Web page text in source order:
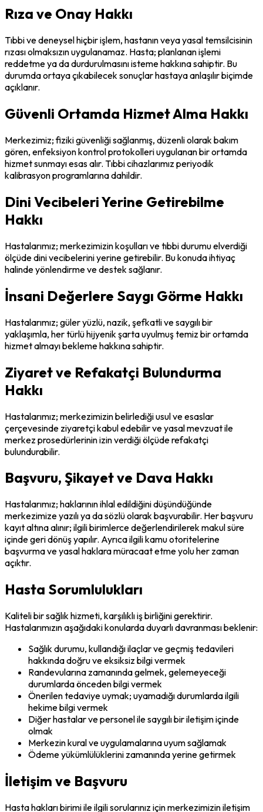
Rıza ve Onay Hakkı
Tıbbi ve deneysel hiçbir işlem, hastanın veya yasal temsilcisinin
rızası olmaksızın uygulanamaz. Hasta; planlanan işlemi
reddetme ya da durdurulmasını isteme hakkına sahiptir. Bu
durumda ortaya çıkabilecek sonuçlar hastaya anlaşılır biçimde
açıklanır.
Güvenli Ortamda Hizmet Alma Hakkı
Merkezimiz; fiziki güvenliği sağlanmış, düzenli olarak bakım
gören, enfeksiyon kontrol protokolleri uygulanan bir ortamda
hizmet sunmayı esas alır. Tıbbi cihazlarımız periyodik
kalibrasyon programlarına dahildir.
Dini Vecibeleri Yerine Getirebilme
Hakkı
Hastalarımız; merkezimizin koşulları ve tıbbi durumu elverdiği
ölçüde dini vecibelerini yerine getirebilir. Bu konuda ihtiyaç
halinde yönlendirme ve destek sağlanır.
İnsani Değerlere Saygı Görme Hakkı
Hastalarımız; güler yüzlü, nazik, şefkatli ve saygılı bir
yaklaşımla, her türlü hijyenik şarta uyulmuş temiz bir ortamda
hizmet almayı bekleme hakkına sahiptir.
Ziyaret ve Refakatçi Bulundurma
Hakkı
Hastalarımız; merkezimizin belirlediği usul ve esaslar
çerçevesinde ziyaretçi kabul edebilir ve yasal mevzuat ile
merkez prosedürlerinin izin verdiği ölçüde refakatçi
bulundurabilir.
Başvuru, Şikayet ve Dava Hakkı
Hastalarımız; haklarının ihlal edildiğini düşündüğünde
merkezimize yazılı ya da sözlü olarak başvurabilir. Her başvuru
kayıt altına alınır; ilgili birimlerce değerlendirilerek makul süre
içinde geri dönüş yapılır. Ayrıca ilgili kamu otoritelerine
başvurma ve yasal haklara müracaat etme yolu her zaman
açıktır.
Hasta Sorumlulukları
Kaliteli bir sağlık hizmeti, karşılıklı iş birliğini gerektirir.
Hastalarımızın aşağıdaki konularda duyarlı davranması beklenir:
Sağlık durumu, kullandığı ilaçlar ve geçmiş tedavileri
hakkında doğru ve eksiksiz bilgi vermek
Randevularına zamanında gelmek, gelemeyeceği
durumlarda önceden bilgi vermek
Önerilen tedaviye uymak; uyamadığı durumlarda ilgili
hekime bilgi vermek
Diğer hastalar ve personel ile saygılı bir iletişim içinde
olmak
Merkezin kural ve uygulamalarına uyum sağlamak
Ödeme yükümlülüklerini zamanında yerine getirmek
İletişim ve Başvuru
Hasta hakları birimi ile ilgili sorularınız için merkezimizin iletişim